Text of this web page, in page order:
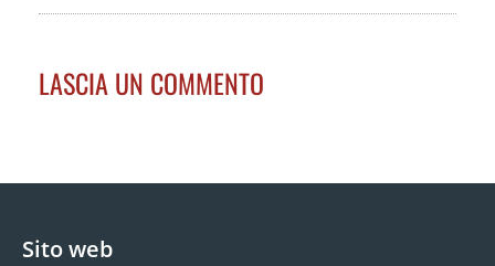
LASCIA UN COMMENTO
Sito web